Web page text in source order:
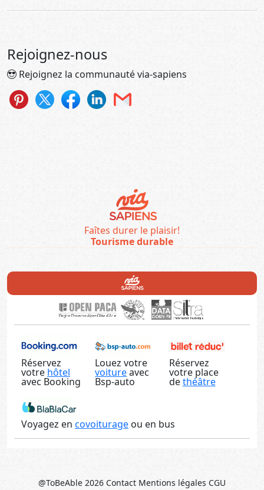
Rejoignez-nous
Rejoignez la communauté via-sapiens
Faîtes durer le plaisir!
Tourisme durable
Réservez
votre hôtel
avec Booking
Louez votre
voitureavec
Bsp-auto
Réservez
votre place
dethéâtre
Voyagez en covoiturage ou en bus
@ToBeAble 2026 Contact Mentions légales CGU